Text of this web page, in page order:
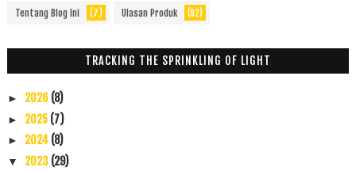
Tentang Blog Ini (7) Ulasan Produk (92)
TRACKING THE SPRINKLING OF LIGHT
► 2026 (8)
► 2025 (7)
► 2024 (8)
▼ 2023 (29)